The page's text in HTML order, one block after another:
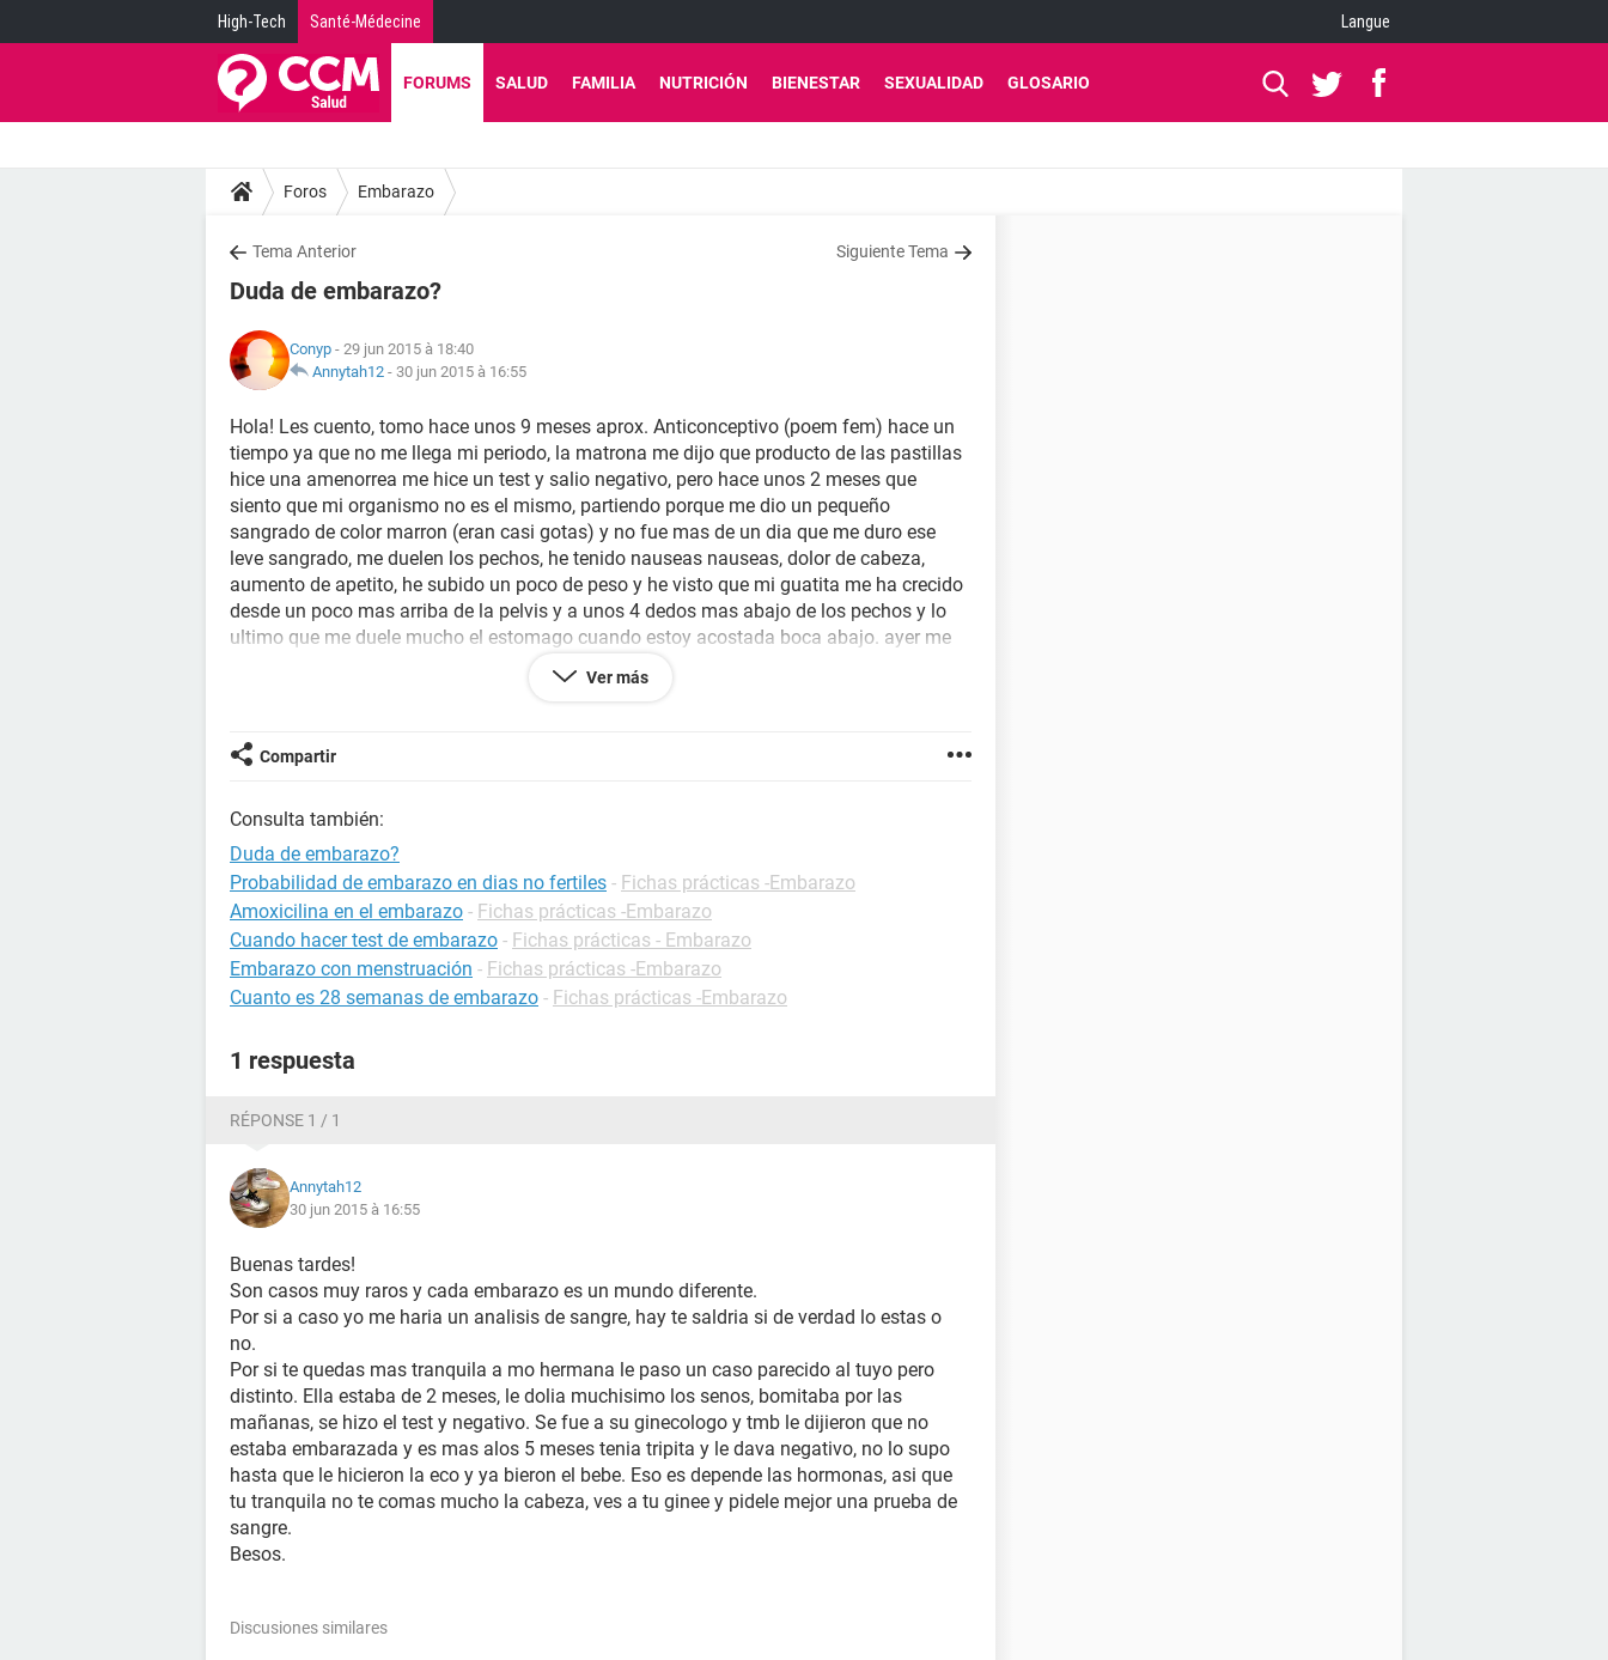
High-Tech Santé-Médecine Langue
FORUMS SALUD FAMILIA NUTRICIÓN BIENESTAR SEXUALIDAD GLOSARIO
Foros Embarazo
Tema Anterior Siguiente Tema
Duda de embarazo?
Conyp - 29 jun 2015 à 18:40
Annytah12 - 30 jun 2015 à 16:55
Hola! Les cuento, tomo hace unos 9 meses aprox. Anticonceptivo (poem fem) hace un
tiempo ya que no me llega mi periodo, la matrona me dijo que producto de las pastillas
hice una amenorrea me hice un test y salio negativo, pero hace unos 2 meses que
siento que mi organismo no es el mismo, partiendo porque me dio un pequeño
sangrado de color marron (eran casi gotas) y no fue mas de un dia que me duro ese
leve sangrado, me duelen los pechos, he tenido nauseas nauseas, dolor de cabeza,
aumento de apetito, he subido un poco de peso y he visto que mi guatita me ha crecido
desde un poco mas arriba de la pelvis y a unos 4 dedos mas abajo de los pechos y lo
ultimo que me duele mucho el estomago cuando estoy acostada boca abajo. ayer me
debo hacer? Podre estar embarazada? Que paso con el test?
Ver más
Compartir
Consulta también:
Duda de embarazo?
Probabilidad de embarazo en dias no fertiles - Fichas prácticas -Embarazo
Amoxicilina en el embarazo - Fichas prácticas -Embarazo
Cuando hacer test de embarazo - Fichas prácticas - Embarazo
Embarazo con menstruación - Fichas prácticas -Embarazo
Cuanto es 28 semanas de embarazo - Fichas prácticas -Embarazo
1 respuesta
RÉPONSE 1 / 1
Annytah12
30 jun 2015 à 16:55
Buenas tardes!
Son casos muy raros y cada embarazo es un mundo diferente.
Por si a caso yo me haria un analisis de sangre, hay te saldria si de verdad lo estas o
no.
Por si te quedas mas tranquila a mo hermana le paso un caso parecido al tuyo pero
distinto. Ella estaba de 2 meses, le dolia muchisimo los senos, bomitaba por las
mañanas, se hizo el test y negativo. Se fue a su ginecologo y tmb le dijieron que no
estaba embarazada y es mas alos 5 meses tenia tripita y le dava negativo, no lo supo
hasta que le hicieron la eco y ya bieron el bebe. Eso es depende las hormonas, asi que
tu tranquila no te comas mucho la cabeza, ves a tu ginee y pidele mejor una prueba de
sangre.
Besos.
Discusiones similares